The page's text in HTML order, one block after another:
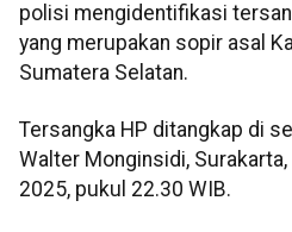
polisi mengidentifikasi
yang merupakan sopir asal
Sumatera Selatan.
Tersangka HP ditangkap di
Walter Monginsidi,
2025, pukul 22.30 WIB.